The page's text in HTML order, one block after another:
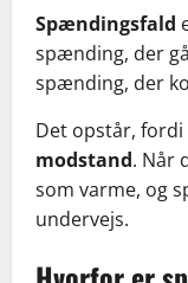
Spændingsfald
spænding, der
spænding, der
Det opstår,
modstand. Når
som varme, og
undervejs.